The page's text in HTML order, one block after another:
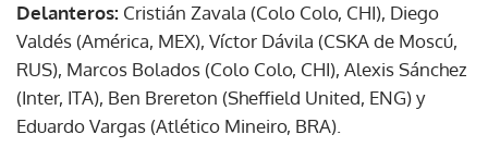
Delanteros: Cristián Zavala (Colo Colo, CHI), Diego
Valdés (América, MEX), Víctor Dávila (CSKA de Moscú,
RUS), Marcos Bolados (Colo Colo, CHI), Alexis Sánchez
(Inter, ITA), Ben Brereton (Sheffield United, ENG) y
Eduardo Vargas (Atlético Mineiro, BRA).